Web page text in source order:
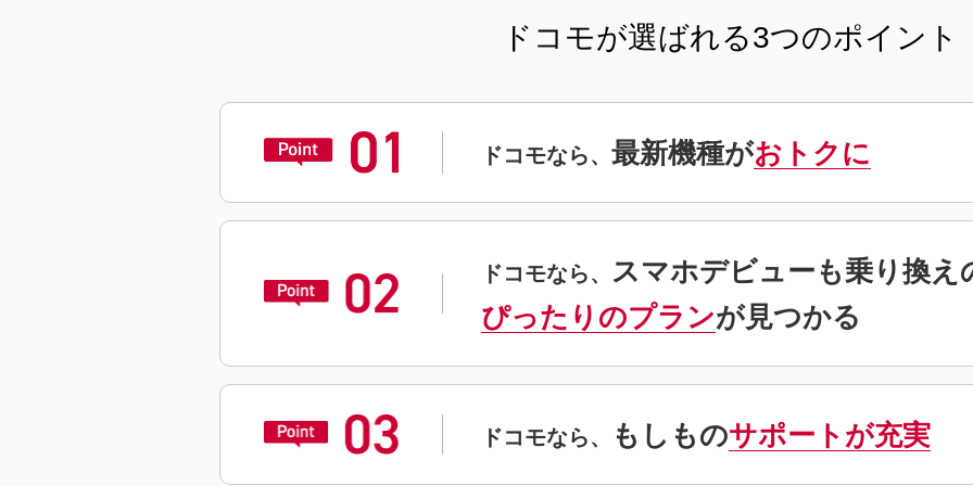
ドコモが選ばれる3つのポイント
ドコモなら、 最新機種がおトクに
ドコモなら、 スマホデビューも乗り換え
ぴったりのプランが見つかる
ドコモなら、 もしものサポートが充実